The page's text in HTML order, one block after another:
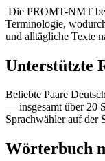
Die PROMT-NMT
Terminologie,
und alltägliche Texte
Unterstützte
Beliebte Paare
— insgesamt über 20
Sprachwähler auf der
Wörterbuch